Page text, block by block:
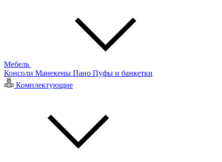
Мебель
Консоли Манекены Пано Пуфы и банкетки
Комплектующие